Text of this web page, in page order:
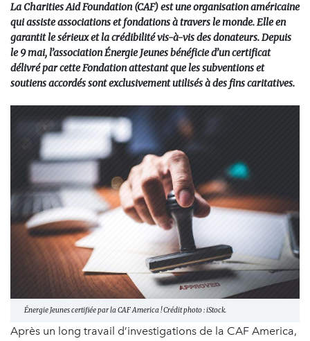
La Charities Aid Foundation (CAF) est une organisation américaine
qui assiste associations et fondations à travers le monde. Elle en
garantit le sérieux et la crédibilité vis-à-vis des donateurs. Depuis
le 9 mai, l’association Énergie Jeunes bénéficie d’un certificat
délivré par cette Fondation attestant que les subventions et
soutiens accordés sont exclusivement utilisés à des fins caritatives.
Énergie Jeunes certifiée par la CAF America ! Crédit photo : iStock.
Après un long travail d’investigations de la CAF America,